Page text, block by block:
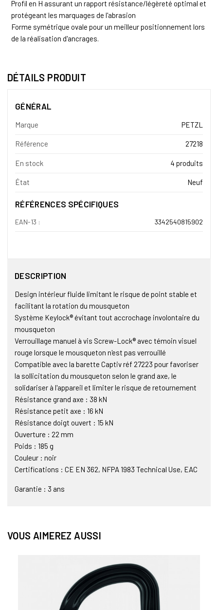
Profil en H assurant un rapport résistance/légèreté optimal et
protégeant les marquages de l'abrasion
Forme symétrique ovale pour un meilleur positionnement lors
de la réalisation d'ancrages.
DÉTAILS PRODUIT
GÉNÉRAL
Marque PETZL
Référence 27218
En stock 4 produits
État Neuf
RÉFÉRENCES SPÉCIFIQUES
EAN-13 : 3342540815902
DESCRIPTION
Design intérieur fluide limitant le risque de point stable et
facilitant la rotation du mousqueton
Système Keylock® évitant tout accrochage involontaire du
mousqueton
Verrouillage manuel à vis Screw-Lock® avec témoin visuel
rouge lorsque le mousqueton n'est pas verrouillé
Compatible avec la barette Captiv réf 27223 pour favoriser
la sollicitation du mousqueton selon le grand axe, le
solidariser à l'appareil et limiter le risque de retournement
Résistance grand axe : 38 kN
Résistance petit axe : 16 kN
Résistance doigt ouvert : 15 kN
Ouverture : 22 mm
Poids : 185 g
Couleur : noir
Certifications : CE EN 362, NFPA 1983 Technical Use, EAC
Garantie : 3 ans
VOUS AIMEREZ AUSSI